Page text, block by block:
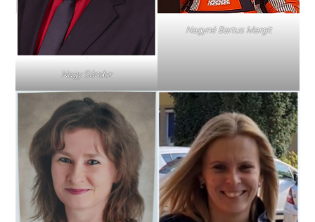
Nagy Sándor
Nagyné Bartus Margit